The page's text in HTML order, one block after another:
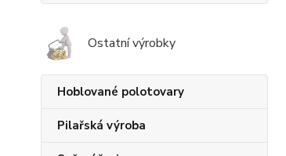
Ostatní výrobky
Hoblované polotovary
Pilařská výroba